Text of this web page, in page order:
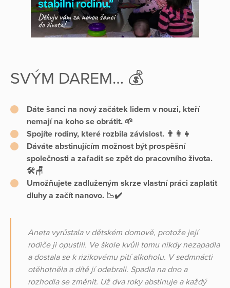
SVÝM DAREM… 💰
Dáte šanci na nový začátek lidem v nouzi, kteří
nemají na koho se obrátit. 🌱
Spojíte rodiny, které rozbila závislost. 👨‍👩‍👧
Dáváte abstinujícím možnost být prospěšní
společnosti a zařadit se zpět do pracovního života.
🛠️🪑
Umožňujete zadluženým skrze vlastní práci zaplatit
dluhy a začít nanovo. 📉✔️
Aneta vyrůstala v dětském domově, protože její
rodiče ji opustili. Ve škole kvůli tomu nikdy nezapadla
a dostala se k rizikovému pití alkoholu. V sedmnácti
otěhotněla a dítě jí odebrali. Spadla na dno a
rozhodla se změnit. Už dva roky abstinuje a každý